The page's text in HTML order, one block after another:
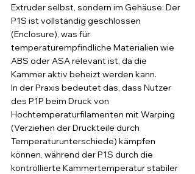
Extruder selbst, sondern im Gehäuse: Der
P1S ist vollständig geschlossen
(Enclosure), was für
temperaturempfindliche Materialien wie
ABS oder ASA relevant ist, da die
Kammer aktiv beheizt werden kann.
In der Praxis bedeutet das, dass Nutzer
des P1P beim Druck von
Hochtemperaturfilamenten mit Warping
(Verziehen der Druckteile durch
Temperaturunterschiede) kämpfen
können, während der P1S durch die
kontrollierte Kammertemperatur stabiler